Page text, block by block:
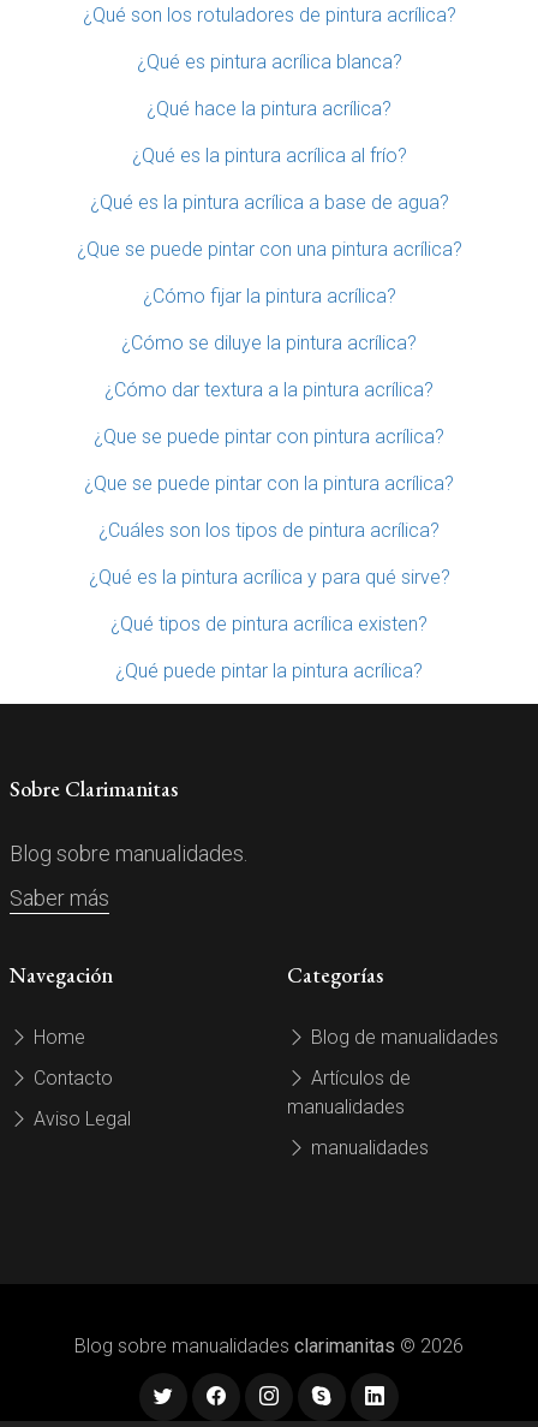
¿Qué son los rotuladores de pintura acrílica?
¿Qué es pintura acrílica blanca?
¿Qué hace la pintura acrílica?
¿Qué es la pintura acrílica al frío?
¿Qué es la pintura acrílica a base de agua?
¿Que se puede pintar con una pintura acrílica?
¿Cómo fijar la pintura acrílica?
¿Cómo se diluye la pintura acrílica?
¿Cómo dar textura a la pintura acrílica?
¿Que se puede pintar con pintura acrílica?
¿Que se puede pintar con la pintura acrílica?
¿Cuáles son los tipos de pintura acrílica?
¿Qué es la pintura acrílica y para qué sirve?
¿Qué tipos de pintura acrílica existen?
¿Qué puede pintar la pintura acrílica?
Sobre Clarimanitas
Blog sobre manualidades.
Saber más
Navegación
Home
Contacto
Aviso Legal
Categorías
Blog de manualidades
Artículos de
manualidades
manualidades
Blog sobre manualidades clarimanitas © 2026